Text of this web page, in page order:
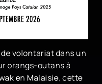
volontariat dans un
orangs-outans à
en Malaisie, cette